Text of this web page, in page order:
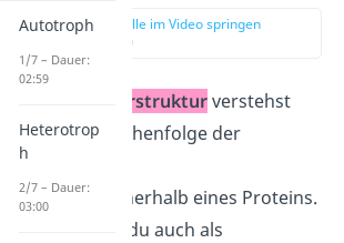
zur Stelle im Video springen
(02:25)
Primärstrukturverstehst
du die exakte Reihenfolge der
jeweiligen
Aminosäuren innerhalb eines Proteins.
Die bezeichnest du auch als
Autotroph
1/7 – Dauer:
02:59
Heterotrop
h
2/7 – Dauer:
03:00